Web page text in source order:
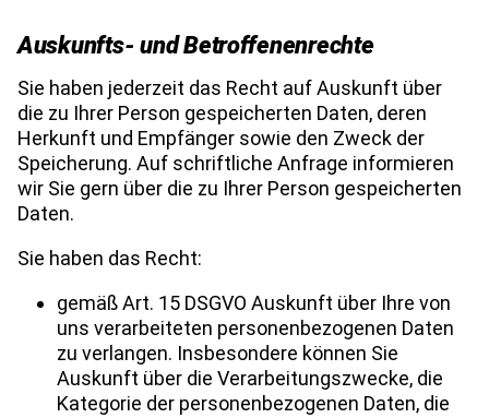
Auskunfts- und Betroffenenrechte
Sie haben jederzeit das Recht auf Auskunft über
die zu Ihrer Person gespeicherten Daten, deren
Herkunft und Empfänger sowie den Zweck der
Speicherung. Auf schriftliche Anfrage informieren
wir Sie gern über die zu Ihrer Person gespeicherten
Daten.
Sie haben das Recht:
gemäß Art. 15 DSGVO Auskunft über Ihre von
uns verarbeiteten personenbezogenen Daten
zu verlangen. Insbesondere können Sie
Auskunft über die Verarbeitungszwecke, die
Kategorie der personenbezogenen Daten, die